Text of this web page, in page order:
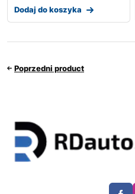
Dodaj do koszyka
Poprzedni product